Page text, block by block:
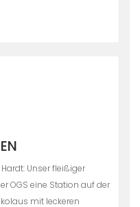
Unser fleißiger
OGS eine Station auf der
mit leckeren